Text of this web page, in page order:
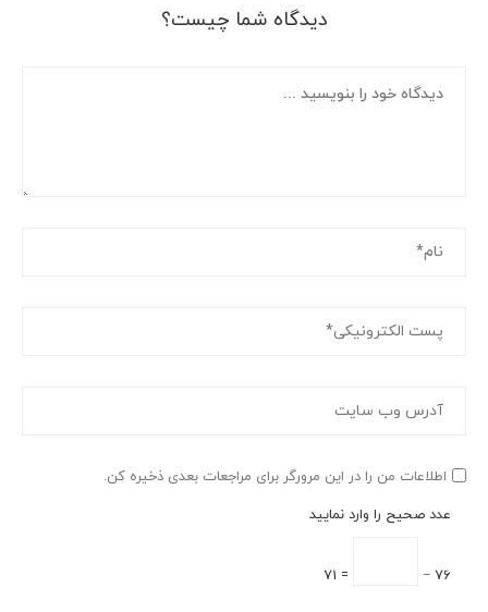
دیدگاه شما چیست؟
اطلاعات من را در این مرورگر برای مراجعات بعدی ذخیره کن.
عدد صحیح را وارد نمایید
76 −
= 71